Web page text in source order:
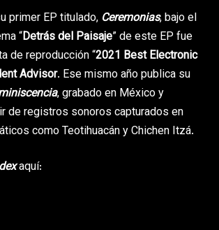
primer EP titulado, Ceremonias, bajo el
“Detrás del Paisaje” de este EP fue
de reproducción “2021 Best Electronic
Advisor. Ese mismo año publica su
, grabado en México y
de registros sonoros capturados en
como Teotihuacán y Chichen Itzá.
aquí: